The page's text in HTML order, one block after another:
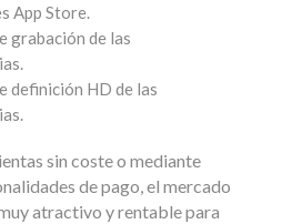
App Store.
grabación de las
definición HD de las
sin coste o mediante
de pago, el mercado
atractivo y rentable para